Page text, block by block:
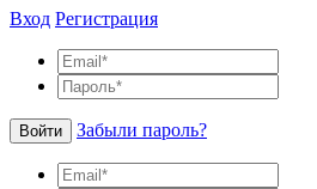
Вход Регистрация
Войти Забыли пароль?